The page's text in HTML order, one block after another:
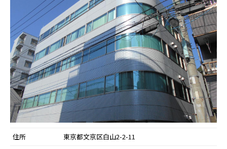
住所
東京都文京区白山2-2-11